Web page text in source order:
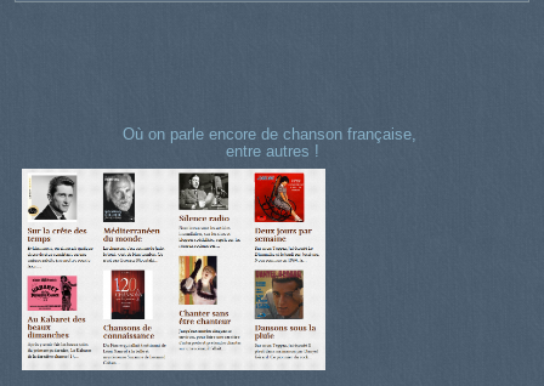
Où on parle encore de chanson française,
entre autres !